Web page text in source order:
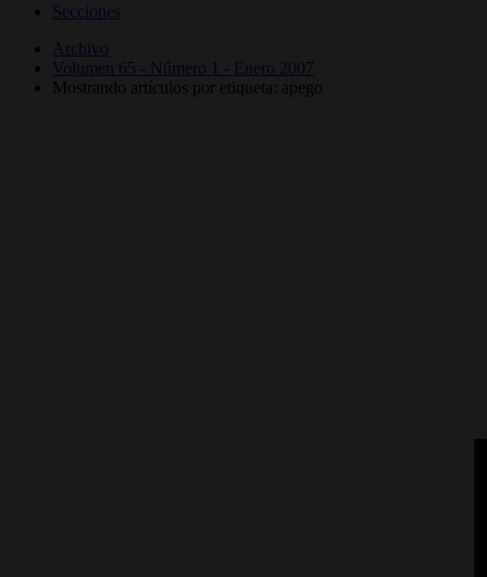
Secciones
Archivo
Volumen 65 - Número 1 - Enero 2007
Mostrando artículos por etiqueta: apego